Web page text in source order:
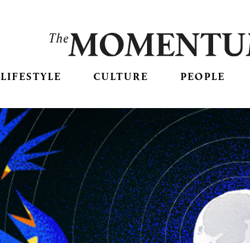
LIFESTYLE CULTURE PEOPLE